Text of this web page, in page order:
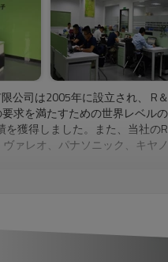
公司は2005年に設立され、 R
求を満たすための世界レベル
を獲得しました。また、当社
ヴァレオ、パナソニック、キ